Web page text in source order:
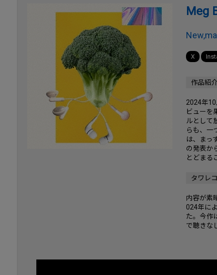
Meg
X
作品紹
2024年
ビューを
ルとして
らも、一
は、まっ
の発表か
とどまる
タワレ
内容が素
024年に
た。今作
で聴きな